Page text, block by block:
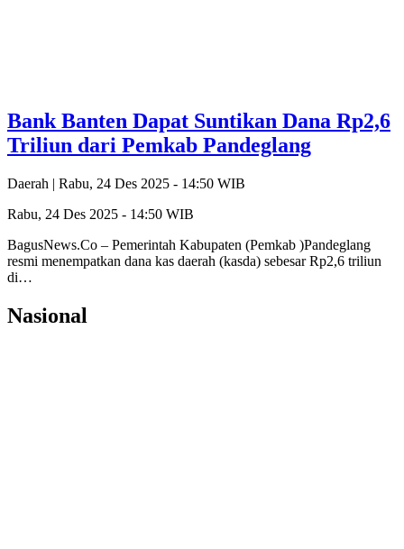
Bank Banten Dapat Suntikan Dana Rp2,6
Triliun dari Pemkab Pandeglang
Daerah | Rabu, 24 Des 2025 - 14:50 WIB
Rabu, 24 Des 2025 - 14:50 WIB
BagusNews.Co – Pemerintah Kabupaten (Pemkab )Pandeglang
resmi menempatkan dana kas daerah (kasda) sebesar Rp2,6 triliun
di…
Nasional